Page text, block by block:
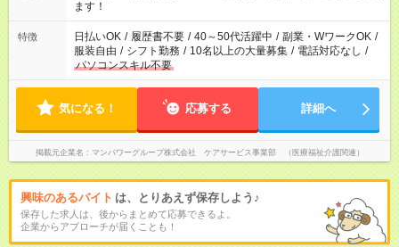
業はご案内が難しい場合があります
ます！
特徴 日払いOK / 履歴書不要 / 40～50代活躍中 / 副業・WワークOK /
服装自由 / シフト勤務 / 10名以上の大量募集 / 電話対応なし /
パソコンスキル不要
気になる！ 応募する 詳細へ
掲載元企業名 マンパワーグループ株式会社 ケアサービス事業部 （医療福祉介護関連）
興味のあるバイト は、とりあえず保存しよう♪
保存した求人は、後からまとめて応募できるよ。
企業からアプローチが届くことも！